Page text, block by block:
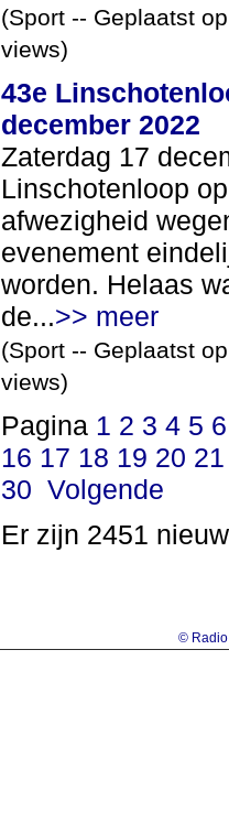
(Sport -- Geplaatst
views)
43e
december 2022
Zaterdag 17
Linschotenloop
afwezigheid
evenement
worden. Helaas
de...>> meer
(Sport -- Geplaatst
views)
Pagina 1 2 3 4 5 6
16 17 18 19 20 21
30 Volgende
Er zijn 2451
© Radio